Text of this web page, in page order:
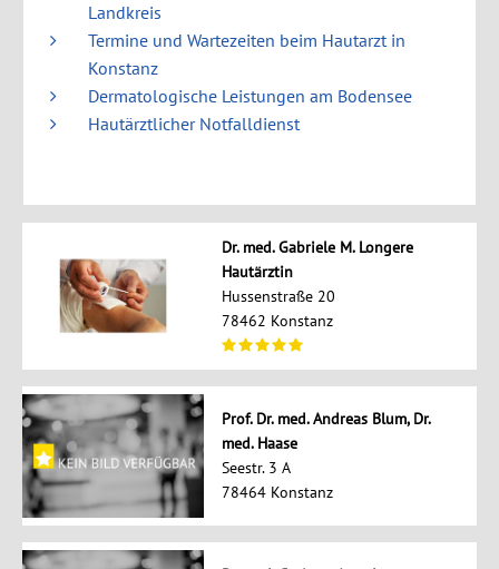
Landkreis
Termine und Wartezeiten beim Hautarzt in
Konstanz
Dermatologische Leistungen am Bodensee
Hautärztlicher Notfalldienst
Dr. med. Gabriele M. Longere
Hautärztin
Hussenstraße 20
78462 Konstanz
Prof. Dr. med. Andreas Blum, Dr.
med. Haase
Seestr. 3 A
78464 Konstanz